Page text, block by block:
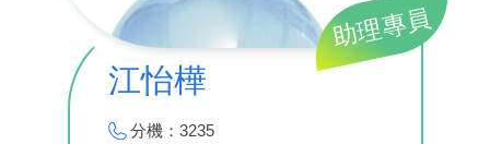
助理專員
江怡樺
分機：3235